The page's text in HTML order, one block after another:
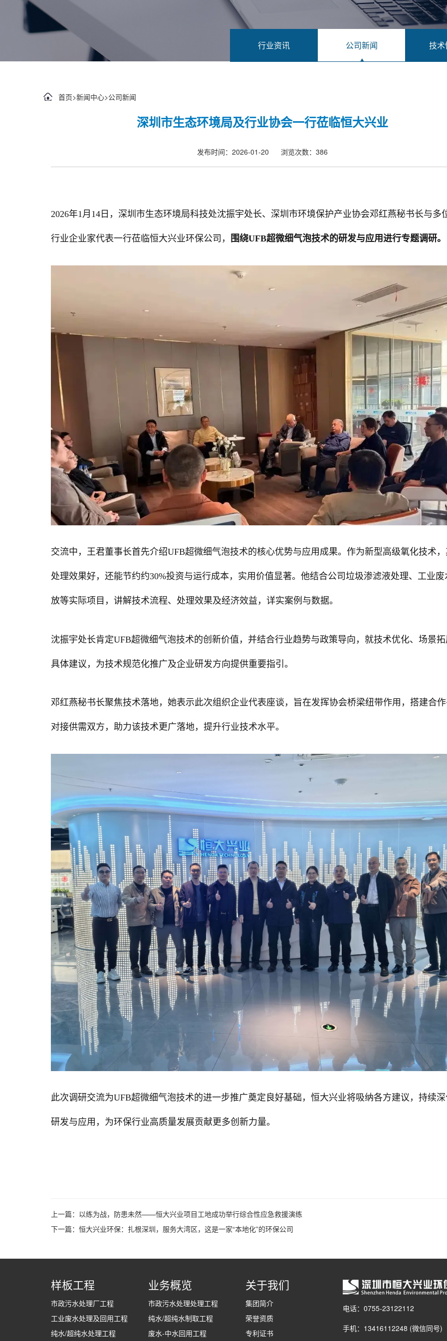
行业资讯 公司新闻 技
首页>新闻中心>公司新闻
深圳市生态环境局及行业协会一行莅临恒大兴业
发布时间：2026-01-20 浏览次数：386
2026年1月14日，深圳市生态环境局科技处沈振宇处长、深圳市环境保护产业协会邓红燕秘书长与多
行业企业家代表一行莅临恒大兴业环保公司， 围绕UFB超微细气泡技术的研发与应用进行专题调研。
交流中，王君董事长首先介绍UFB超微细气泡技术的核心优势与应用成果。作为新型高级氧化技术
处理效果好，还能节约约30%投资与运行成本，实用价值显著。他结合公司垃圾渗滤液处理、工业废
放等实际项目，讲解技术流程、处理效果及经济效益，详实案例与数据。
沈振宇处长肯定UFB超微细气泡技术的创新价值，并结合行业趋势与政策导向，就技术优化、场景
具体建议，为技术规范化推广及企业研发方向提供重要指引。
邓红燕秘书长聚焦技术落地，她表示此次组织企业代表座谈，旨在发挥协会桥梁纽带作用，搭建合
对接供需双方，助力该技术更广落地，提升行业技术水平。
此次调研交流为UFB超微细气泡技术的进一步推广奠定良好基础，恒大兴业将吸纳各方建议，持续
研发与应用，为环保行业高质量发展贡献更多创新力量。
上一篇： 以练为战，防患未然——恒大兴业项目工地成功举行综合性应急救援演练
下一篇： 恒大兴业环保：扎根深圳，服务大湾区，这是一家“本地化”的环保公司
样板工程
市政污水处理厂工程
工业废水处理及回用工程
纯水/超纯水处理工程
业务概览
市政污水处理处理工程
纯水/超纯水制取工程
废水-中水回用工程
关于我们
集团简介
荣誉资质
专利证书
电话：0755-23122112
手机：13416112248 (微信同号)